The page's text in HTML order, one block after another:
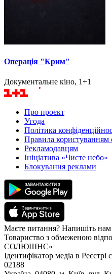
Операція "Крим"
Документальне кіно, 1+1
Про проєкт
Угода
Політика
Правила користуванням
Рекламодавцям
Ініціатива «Чисте небо»
Блокування реклами
Маєте питання? Напишіть нам
Товариство з обмеженою
СОЛЮШНС»
Ідентифікатор медіа в Реєстрі
02188